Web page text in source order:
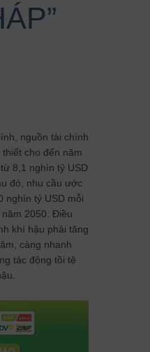
nguồn tài chính
cho đến năm
8,1 nghìn tỷ USD
đó, nhu cầu ước
nghìn tỷ USD mỗi
2050. Điều
khí hậu phải tăng
càng nhanh
tác động tồi tệ